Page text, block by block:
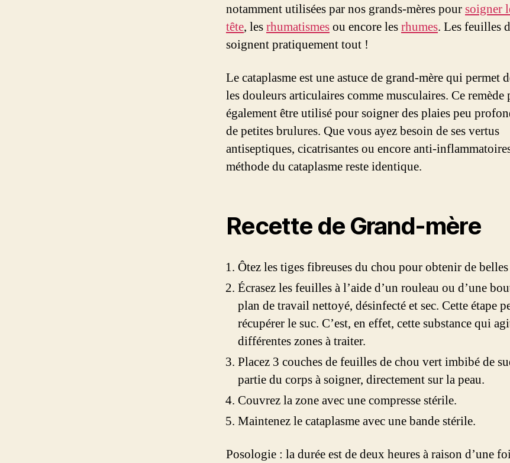
notamment utilisées par nos grands-mères poursoigner
tête, lesrhumatismesou encore lesrhumes. Les feuilles
soignent pratiquement tout !
Le cataplasme est une astuce de grand-mère qui permet
les douleurs articulaires comme musculaires. Ce remède
également être utilisé pour soigner des plaies peu
de petites brulures. Que vous ayez besoin de ses vertus
antiseptiques, cicatrisantes ou encore anti-
méthode du cataplasme reste identique.
Recette de Grand-mère
Ôtez les tiges fibreuses du chou pour obtenir de
Écrasez les feuilles à l’aide d’un rouleau ou d’une
plan de travail nettoyé, désinfecté et sec. Cette étape
récupérer le suc. C’est, en effet, cette substance qui
différentes zones à traiter.
Placez 3 couches de feuilles de chou vert imbibé de
partie du corps à soigner, directement sur la peau.
Couvrez la zone avec une compresse stérile.
Maintenez le cataplasme avec une bande stérile.
Posologie : la durée est de deux heures à raison d’une